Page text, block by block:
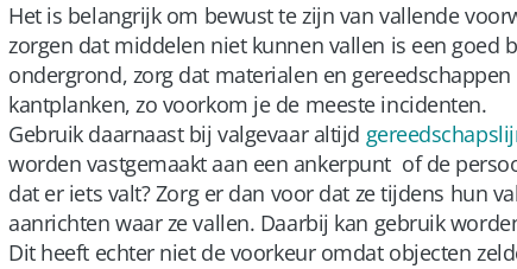
Het is belangrijk om bewust te zijn van vallende
zorgen dat middelen niet kunnen vallen is een goed
ondergrond, zorg dat materialen en
kantplanken, zo voorkom je de meeste incidenten.
Gebruik daarnaast bij valgevaar altijd
worden vastgemaakt aan een ankerpunt of de
dat er iets valt? Zorg er dan voor dat ze tijdens hun
aanrichten waar ze vallen. Daarbij kan gebruik
Dit heeft echter niet de voorkeur omdat objecten